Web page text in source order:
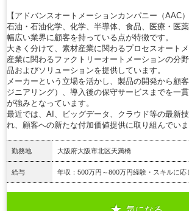
【アドバンスオートメーションカンパニー（AAC）
石油・石油化学、化学、半導体、食品、医療・医
幅広い業界に顧客を持っている点が特徴です。
大きく分けて、素材産業に関わるプロセスオート
産業に関わるファクトリーオートメーションの分
品およびソリューションを提供しています。
メーカーという立場を活かし、製品の開発から顧
ジニアリング）、導入後の保守サービスまでを一
が強みとなっています。
最近では、AI、ビッグデータ、クラウド等の最新
れ、顧客への新たな付加価値提供に取り組んでいま
勤務地 大阪府大阪市北区天満橋
給与 年収：500万円～800万円経験・スキルに応